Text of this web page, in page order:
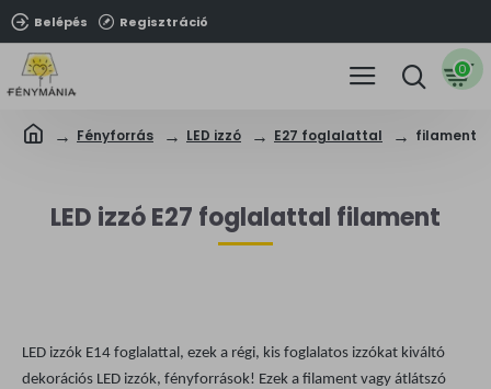
Belépés Regisztráció
0
Fényforrás LED izzó E27 foglalattal filament
LED izzó E27 foglalattal filament
LED izzók E14 foglalattal, ezek a régi, kis foglalatos izzókat kiváltó
dekorációs LED izzók, fényforrások! Ezek a filament vagy átlátszó